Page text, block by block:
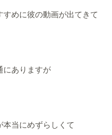
めに彼の動画が出てきて
にありますが
本当にめずらしくて